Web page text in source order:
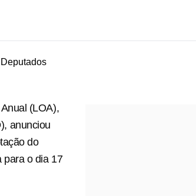
(LOA),
anunciou
do
para o dia 17